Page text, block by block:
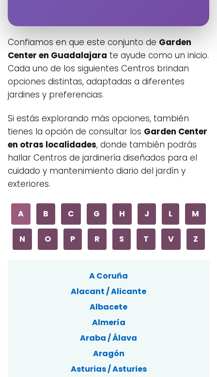
Confiamos en que este conjunto de Garden
Center en Guadalajara te ayude como un inicio.
Cada uno de los siguientes Centros brindan
opciones distintas, adaptadas a diferentes
jardines y preferencias.
Si estás explorando más opciones, también
tienes la opción de consultar los Garden Center
en otras localidades, donde también podrás
hallar Centros de jardinería diseñados para el
cuidado y mantenimiento diario del jardín y
exteriores.
A B C G H J L M
N O P R S T V Z
A Coruña
Alacant / Alicante
Albacete
Almería
Araba / Álava
Aragón
Asturias / Asturies